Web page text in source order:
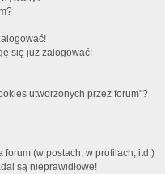
się już zalogować!
utworzonych przez forum"?
forum (w postach, w profilach, itd.)
są nieprawidłowe!